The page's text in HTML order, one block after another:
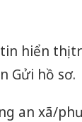
hiển thị
Gửi hồ sơ.
an xã/